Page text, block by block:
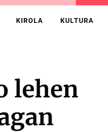
KIROLA KULTURA
lehen